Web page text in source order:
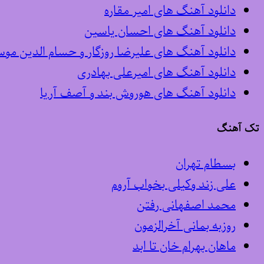
دانلود آهنگ های امیر مقاره
دانلود آهنگ های احسان یاسین
دانلود آهنگ های علیرضا روزگار و حسام الدین
دانلود آهنگ های امیرعلی بهادری
دانلود آهنگ های هوروش بند و آصف آریا
تک آهنگ
بسطام تهران
علی زند وکیلی بخواب آروم
محمد اصفهانی رفتن
روزبه بمانی آخرالزمون
ماهان بهرام خان تا ابد